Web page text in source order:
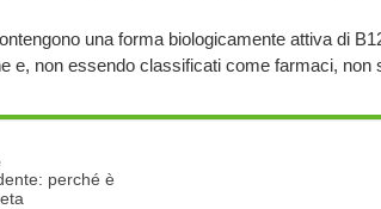
una forma biologicamente attiva di
e, non essendo classificati come farmaci, non
perché è